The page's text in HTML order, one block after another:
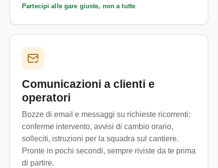
Partecipi alle gare giuste, non a tutte
Comunicazioni a clienti e
operatori
Bozze di email e messaggi su richieste ricorrenti:
conferme intervento, avvisi di cambio orario,
solleciti, istruzioni per la squadra sul cantiere.
Pronte in pochi secondi, sempre riviste da te prima
di partire.